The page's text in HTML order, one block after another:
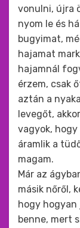
vonulni, újra
nyom le és
bugyimat,
hajamat
hajamnál
érzem, csak
aztán a
levegőt,
vagyok,
áramlik a
magam.
Már az
másik nőről,
hogy hogyan
benne, mert